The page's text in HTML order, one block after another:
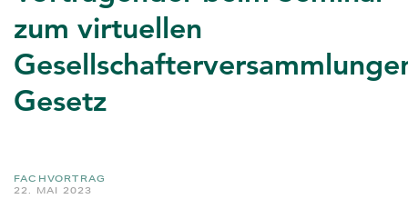
zum virtuellen
Gesetz
FACHVORTRAG
22. MAI 2023